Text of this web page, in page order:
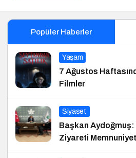
Popüler Haberler
Yaşam
7 Ağustos
Filmler
Siyaset
Başkan Aydoğmuş:
Ziyareti